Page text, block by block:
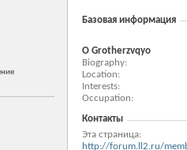
Базовая информация
О Grotherzvqyo
Biography
Location
Interests
Occupation
Контакты
Эта страница
http://forum.ll2.ru/